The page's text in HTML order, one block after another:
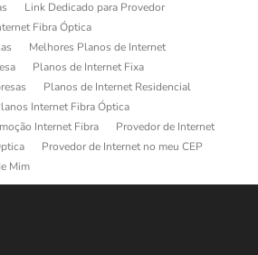
Link Dedicado para Provedor
Fibra Óptica
Melhores Planos de Internet
Planos de Internet Fixa
Planos de Internet Residencial
Internet Fibra Óptica
Internet Fibra
Provedor de Internet
Provedor de Internet no meu CEP
Mim